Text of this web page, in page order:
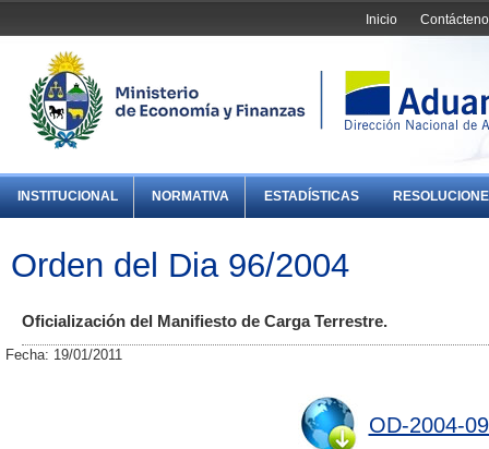
Inicio
INSTITUCIONAL NORMATIVA ESTADÍSTICAS
Orden del Dia 96/2004
Oficialización del Manifiesto de Carga Terrestre.
Fecha: 19/01/2011
OD-2004-